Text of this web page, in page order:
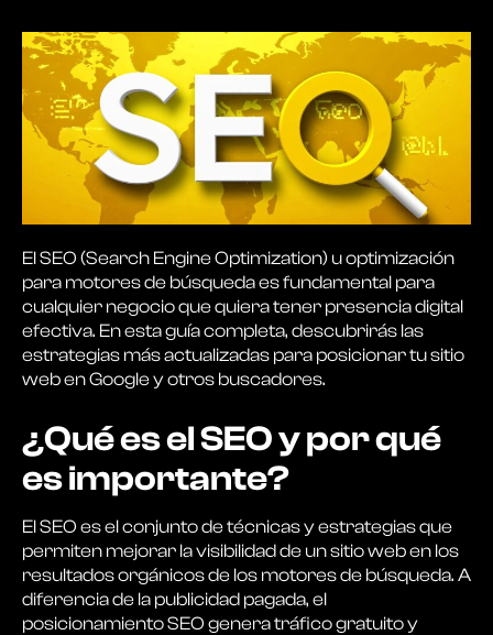
El SEO (Search Engine Optimization) u optimización
para motores de búsqueda es fundamental para
cualquier negocio que quiera tener presencia digital
efectiva. En esta guía completa, descubrirás las
estrategias más actualizadas para posicionar tu sitio
web en Google y otros buscadores.
¿Qué es el SEO y por qué
es importante?
El SEO es el conjunto de técnicas y estrategias que
permiten mejorar la visibilidad de un sitio web en los
resultados orgánicos de los motores de búsqueda. A
diferencia de la publicidad pagada, el
posicionamiento SEO genera tráfico gratuito y